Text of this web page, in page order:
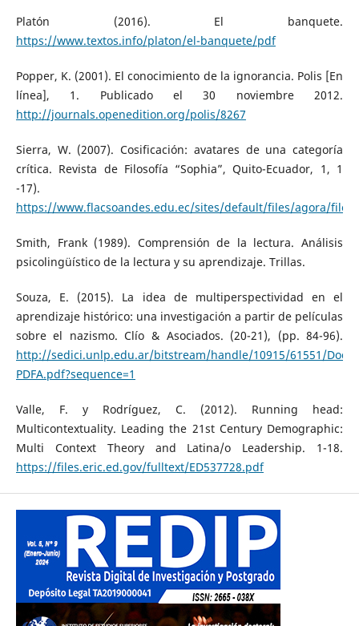
Platón (2016). El banquete.
https://www.textos.info/platon/el-banquete/pdf
Popper, K. (2001). El conocimiento de la ignorancia. Polis [En
línea], 1. Publicado el 30 noviembre 2012.
http://journals.openedition.org/polis/8267
Sierra, W. (2007). Cosificación: avatares de una categoría
crítica. Revista de Filosofía “Sophia”, Quito-Ecuador, 1, 1
-17).
https://www.flacsoandes.edu.ec/sites/default/files/agora/files/
Smith, Frank (1989). Comprensión de la lectura. Análisis
psicolingüístico de la lectura y su aprendizaje. Trillas.
Souza, E. (2015). La idea de multiperspectividad en el
aprendizaje histórico: una investigación a partir de películas
sobre el nazismo. Clío & Asociados. (20-21), (pp. 84-96).
http://sedici.unlp.edu.ar/bitstream/handle/10915/61551/
PDFA.pdf?sequence=1
Valle, F. y Rodríguez, C. (2012). Running head:
Multicontextuality. Leading the 21st Century Demographic:
Multi Context Theory and Latina/o Leadership. 1-18.
https://files.eric.ed.gov/fulltext/ED537728.pdf